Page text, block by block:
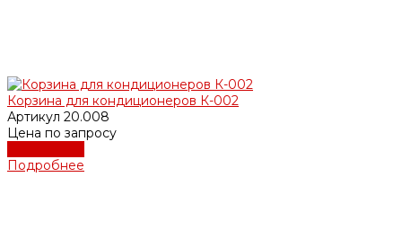
Корзина для кондиционеров К-002
Артикул 20.008
Цена по запросу
Подробнее